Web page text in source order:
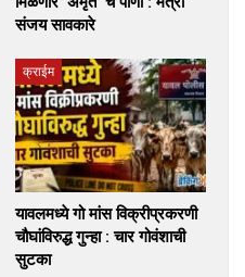
संजय सावकारे
क्राईम
यावलमध्ये गो मांस विक्रीप्रकरणी
चौघांविरुद्ध गुन्हा : चार गोवंशाची
सुटका